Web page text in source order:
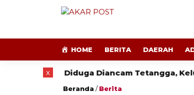
HOME BERITA DAERAH
Diduga Diancam Tetangga, Keluarga
Beranda /Berita
x